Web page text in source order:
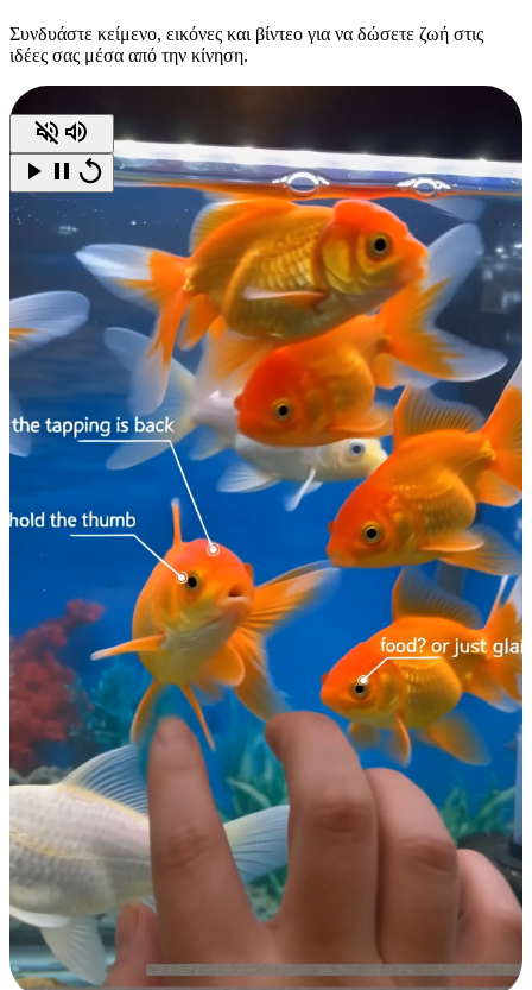
Συνδυάστε κείμενο, εικόνες και βίντεο για να δώσετε ζωή στις
ιδέες σας μέσα από την κίνηση.